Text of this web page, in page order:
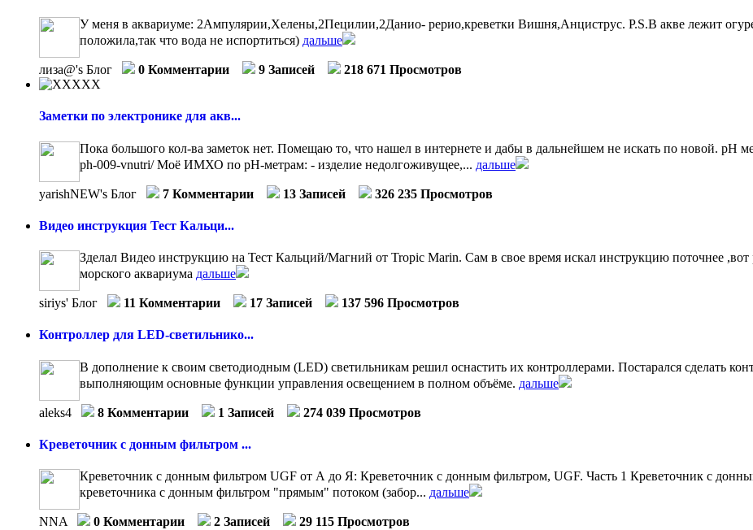
У меня в аквариуме: 2Ампулярии,Хелены,2Пецилии,2Данио- рерио,креветки Вишня,Анциструс. P.S.В акве лежит
положила,так что вода не испортиться) дальше
лиза@'s Блог 0 Комментарии 9 Записей 218 671 Просмотров
Заметки по электронике для акв...
Пока большого кол-ва заметок нет. Помещаю то, что нашел в интернете и дабы в дальнейшем не искать по новой. pH
ph-009-vnutri/ Моё ИМХО по рН-метрам: - изделие недолгоживущее,... дальше
yarishNEW's Блог 7 Комментарии 13 Записей 326 235 Просмотров
Видео инструкция Тест Кальци...
Зделал Видео инструкцию на Тест Кальций/Магний от Tropic Marin. Сам в свое время искал инструкцию поточнее ,вот
морского аквариума дальше
siriys' Блог 11 Комментарии 17 Записей 137 596 Просмотров
Контроллер для LED-светильнико...
В дополнение к своим светодиодным (LED) светильникам решил оснастить их контроллерами. Постарался сделать
выполняющим основные функции управления освещением в полном объёме. дальше
aleks4 8 Комментарии 1 Записей 274 039 Просмотров
Креветочник с донным фильтром ...
Креветочник с донным фильтром UGF от А до Я: Креветочник с донным фильтром, UGF. Часть 1 Креветочник с
креветочника с донным фильтром "прямым" потоком (забор... дальше
NNA 0 Комментарии 2 Записей 29 115 Просмотров